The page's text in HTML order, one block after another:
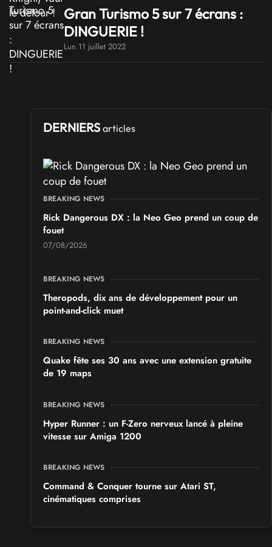
Gran Turismo 5 sur 7 écrans :
DINGUERIE !
Lun 11 juillet 2022
DERNIERS articles
BREAKING NEWS
Rick Dangerous DX : la Neo Geo prend un coup de
fouet
07/08/2026
BREAKING NEWS
Theropods, dix ans de développement pour un
point-and-click muet
BREAKING NEWS
Quake fête ses 30 ans avec une extension gratuite
de 19 maps
BREAKING NEWS
Hyper Runner : un F-Zero nerveux lancé à pleine
vitesse sur Amiga 1200
BREAKING NEWS
Command & Conquer tourne sur Atari ST,
cinématiques comprises